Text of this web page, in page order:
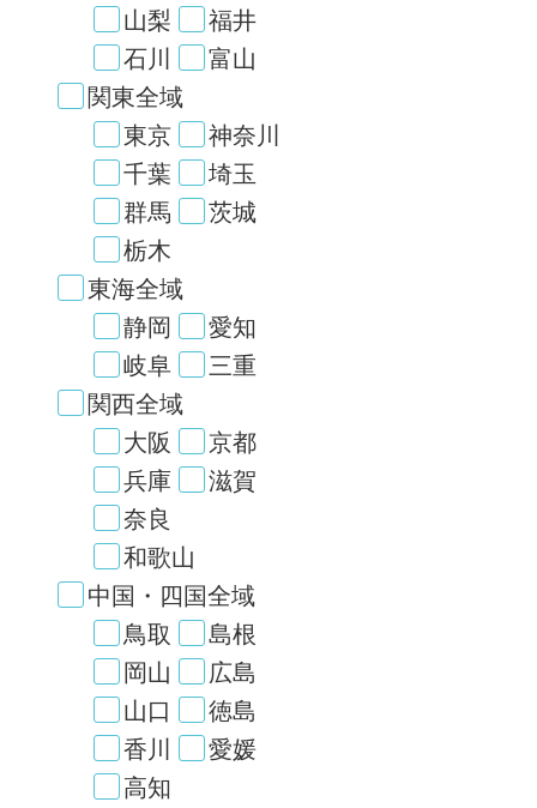
山梨
福井
石川
富山
関東全域
東京
神奈川
千葉
埼玉
群馬
茨城
栃木
東海全域
静岡
愛知
岐阜
三重
関西全域
大阪
京都
兵庫
滋賀
奈良
和歌山
中国・四国全域
鳥取
島根
岡山
広島
山口
徳島
香川
愛媛
高知